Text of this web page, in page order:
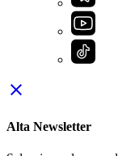
close
Alta Newsletter